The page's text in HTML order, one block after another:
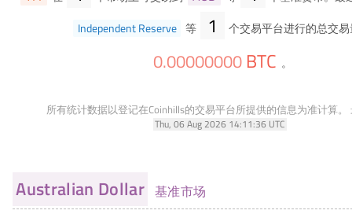
Independent Reserve 等 1 个交易平台进行的总交
0.00000000 BTC 。
所有统计数据以登记在Coinhills的交易平台所提供的信息为准计算。
Thu, 06 Aug 2026 14:11:36 UTC
Australian Dollar 基准市场